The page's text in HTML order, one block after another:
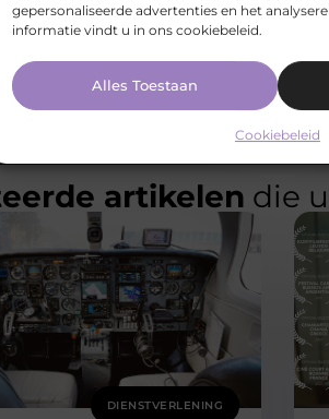
gepersonaliseerde advertenties en het
informatie vindt u in ons cookiebeleid.
Alles Toestaan
Cookiebeleid
artikelen die
DIENSTVERLENING